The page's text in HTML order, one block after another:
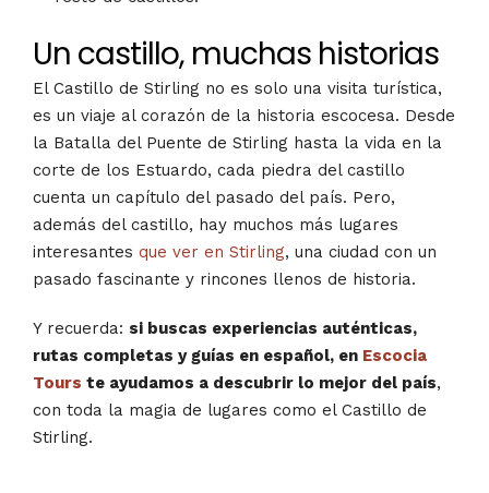
Un castillo, muchas historias
El Castillo de Stirling no es solo una visita turística,
es un viaje al corazón de la historia escocesa. Desde
la Batalla del Puente de Stirling hasta la vida en la
corte de los Estuardo, cada piedra del castillo
cuenta un capítulo del pasado del país. Pero,
además del castillo, hay muchos más lugares
interesantes que ver en Stirling, una ciudad con un
pasado fascinante y rincones llenos de historia.
Y recuerda: si buscas experiencias auténticas,
rutas completas y guías en español, en Escocia
Tours te ayudamos a descubrir lo mejor del país,
con toda la magia de lugares como el Castillo de
Stirling.